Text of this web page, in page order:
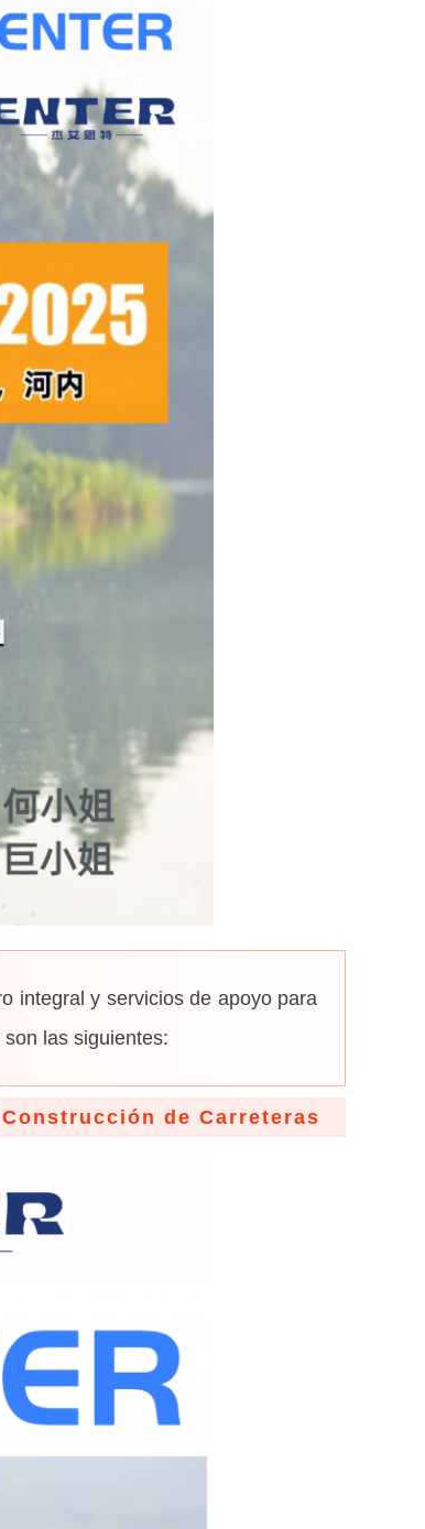
integral y servicios de apoyo para
las siguientes:
de Carreteras